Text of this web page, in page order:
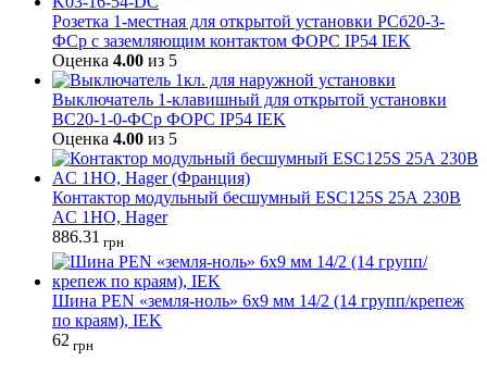
Розетка 1-местная для открытой установки РСб20-3-
ФСр с заземляющим контактом ФОРС IP54 IEK
Оценка 4.00 из 5
Выключатель 1-клавишный для открытой установки
ВС20-1-0-ФСр ФОРС IP54 IEK
Оценка 4.00 из 5
Контактор модульный бесшумный ESC125S 25А 230В
AC 1НО, Hager
886.31 грн
Шина PEN «земля-ноль» 6x9 мм 14/2 (14 групп/крепеж
по краям), IEK
62 грн